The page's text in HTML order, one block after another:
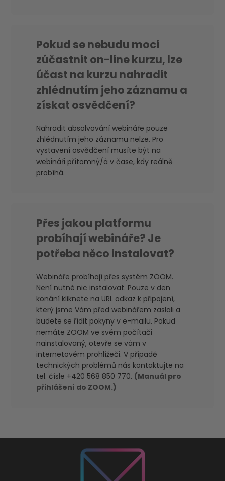
Pokud se nebudu moci
zúčastnit on-line kurzu, lze
účast na kurzu nahradit
zhlédnutím jeho záznamu a
získat osvědčení?
Nahradit absolvování webináře pouze
zhlédnutím jeho záznamu nelze. Pro
vystavení osvědčení musíte být na
webináři přítomný/á v čase, kdy reálně
probíhá.
Přes jakou platformu
probíhají webináře? Je
potřeba něco instalovat?
Webináře probíhají přes systém ZOOM.
Není nutné nic instalovat. Pouze v den
konání kliknete na URL odkaz k připojení,
který jsme Vám před webinářem zaslali a
budete se řídit pokyny v e-mailu. Pokud
nemáte ZOOM ve svém počítači
nainstalovaný, otevře se vám v
internetovém prohlížeči. V případě
technických problémů nás kontaktujte na
tel. čísle +420 568 850 770. (Manuál pro
přihlášení do ZOOM.)